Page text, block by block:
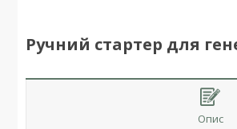
Ручний стартер для
Опис